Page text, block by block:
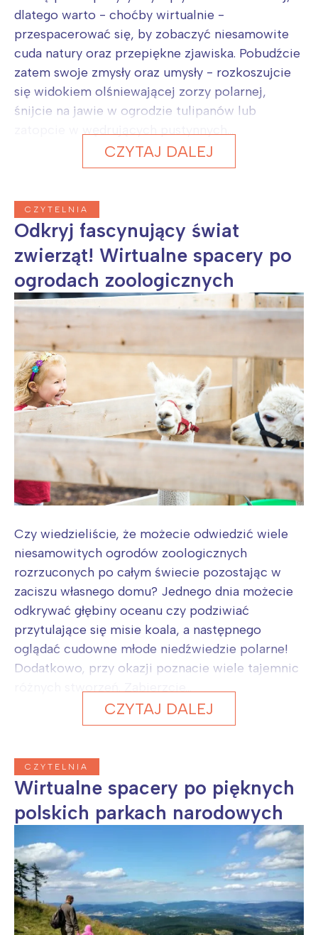
dlatego warto - choćby wirtualnie -
przespacerować się, by zobaczyć niesamowite
cuda natury oraz przepiękne zjawiska. Pobudźcie
zatem swoje zmysły oraz umysły - rozkoszujcie
się widokiem olśniewającej zorzy polarnej,
śnijcie na jawie w ogrodzie tulipanów lub
CZYTAJ DALEJ
CZYTELNIA
Odkryj fascynujący świat
zwierząt! Wirtualne spacery po
ogrodach zoologicznych
Czy wiedzieliście, że możecie odwiedzić wiele
niesamowitych ogrodów zoologicznych
rozrzuconych po całym świecie pozostając w
zaciszu własnego domu? Jednego dnia możecie
odkrywać głębiny oceanu czy podziwiać
przytulające się misie koala, a następnego
oglądać cudowne młode niedźwiedzie polarne!
Dodatkowo, przy okazji poznacie wiele tajemnic
CZYTAJ DALEJ
CZYTELNIA
Wirtualne spacery po pięknych
polskich parkach narodowych